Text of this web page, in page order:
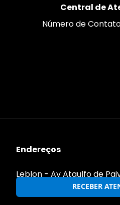
RECEBER
Central de
Número de
Endereços
Leblon - Av Ataulfo de
de Janeiro RJ, Cep